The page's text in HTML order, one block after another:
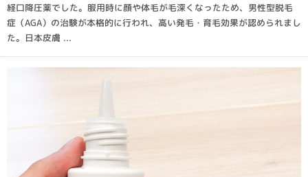
経口降圧薬でした。服用時に顔や体毛が毛深くなったため、男性型脱毛
症（AGA）の治験が本格的に行われ、高い発毛・育毛効果が認められまし
た。日本皮膚 ...